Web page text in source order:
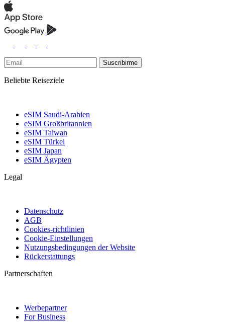
Suscribirme
Beliebte Reiseziele
eSIM Saudi-Arabien
eSIM Großbritannien
eSIM Taiwan
eSIM Türkei
eSIM Japan
eSIM Ägypten
Legal
Datenschutz
AGB
Cookies-richtlinien
Cookie-Einstellungen
Nutzungsbedingungen der Website
Rückerstattungs
Partnerschaften
Werbepartner
For Business